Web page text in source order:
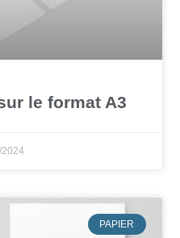
le format A3
PAPIER